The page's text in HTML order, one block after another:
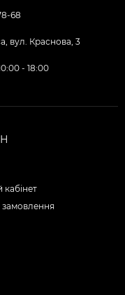
68
вул. Краснова, 3
- 18:00